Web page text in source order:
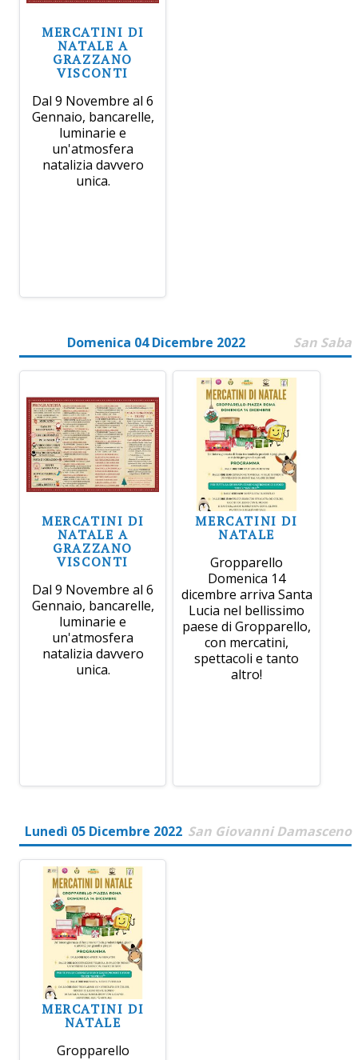
MERCATINI DI
NATALE A
GRAZZANO
VISCONTI
Dal 9 Novembre al 6
Gennaio, bancarelle,
luminarie e
un'atmosfera
natalizia davvero
unica.
Domenica 04 Dicembre 2022 San Saba
MERCATINI DI
NATALE A
GRAZZANO
VISCONTI
Dal 9 Novembre al 6
Gennaio, bancarelle,
luminarie e
un'atmosfera
natalizia davvero
unica.
MERCATINI DI
NATALE
Gropparello
Domenica 14
dicembre arriva Santa
Lucia nel bellissimo
paese di Gropparello,
con mercatini,
spettacoli e tanto
altro!
Lunedì 05 Dicembre 2022 San Giovanni Damasceno
MERCATINI DI
NATALE
Gropparello